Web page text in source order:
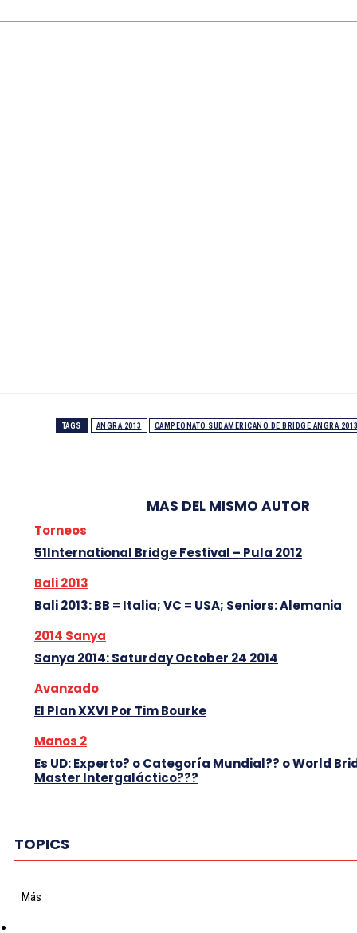
TAGS ANGRA 2013 CAMPEONATO SUDAMERICANO DE BRIDGE ANGRA
MAS DEL MISMO AUTOR
Torneos
51International Bridge Festival – Pula 2012
Bali 2013
Bali 2013: BB = Italia; VC = USA; Seniors: Alemania
2014 Sanya
Sanya 2014: Saturday October 24 2014
Avanzado
El Plan XXVI Por Tim Bourke
Manos 2
Es UD: Experto? o Categoría Mundial?? o World
Master Intergaláctico???
TOPICS
Más